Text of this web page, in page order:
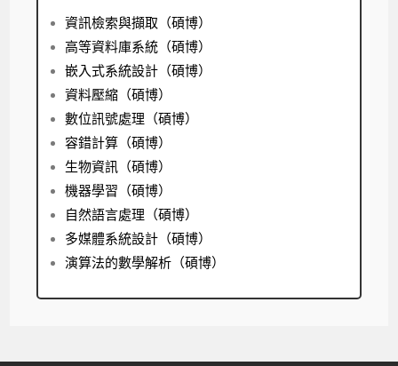
資訊檢索與擷取（碩博）
高等資料庫系統（碩博）
嵌入式系統設計（碩博）
資料壓縮（碩博）
數位訊號處理（碩博）
容錯計算（碩博）
生物資訊（碩博）
機器學習（碩博）
自然語言處理（碩博）
多媒體系統設計（碩博）
演算法的數學解析（碩博）